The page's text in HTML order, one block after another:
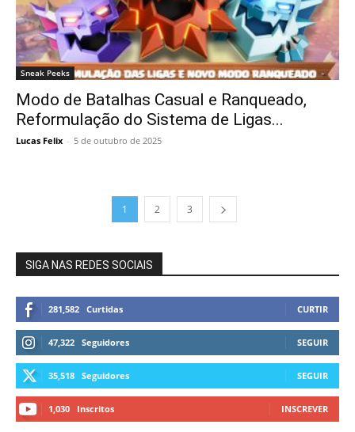
Sneak Peeks
Modo de Batalhas Casual e Ranqueado,
Reformulação do Sistema de Ligas...
Lucas Felix - 5 de outubro de 2025
1 2 3
SIGA NAS REDES SOCIAIS
281,582 Curtidas CURTIR
47,322 Seguidores SEGUIR
35,518 Seguidores SEGUIR
1,030 Inscritos INSCREVER